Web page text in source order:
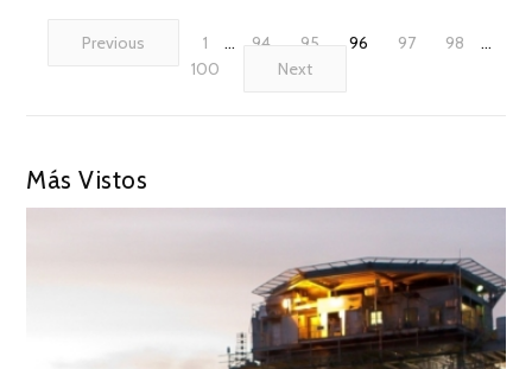
Previous 1 … 94 95 96 97 98
…
100
Next
Más Vistos